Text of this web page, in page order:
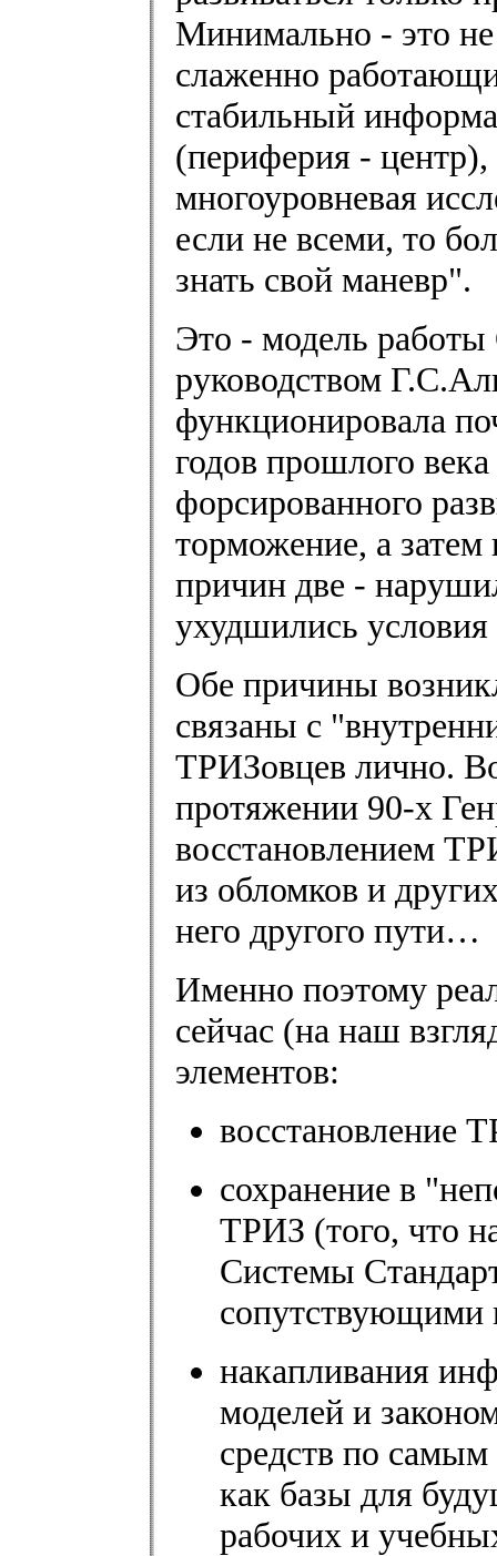
Минимально - это
слаженно
стабильный
(периферия -
многоуровневая
если не всеми, то
знать свой маневр".
Это - модель
руководством
функционировала
годов прошлого
форсированного
торможение, а
причин две -
ухудшились
Обе причины
связаны с
ТРИЗовцев лично.
протяжении 90-х
восстановлением
из обломков и
него другого пути…
Именно поэтому
сейчас (на наш
элементов:
восстановление
сохранение в
ТРИЗ (того, что
Системы
сопутствующими
накапливания
моделей и
средств по
как базы для
рабочих и